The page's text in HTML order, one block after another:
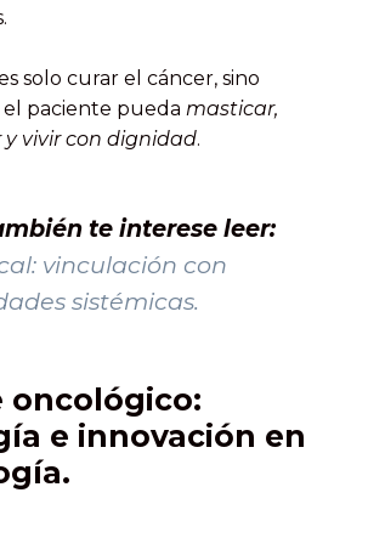
solo curar el cáncer, sino
paciente pueda masticar,
y vivir con dignidad.
te interese leer:
vinculación con
sistémicas.
oncológico:
e innovación en